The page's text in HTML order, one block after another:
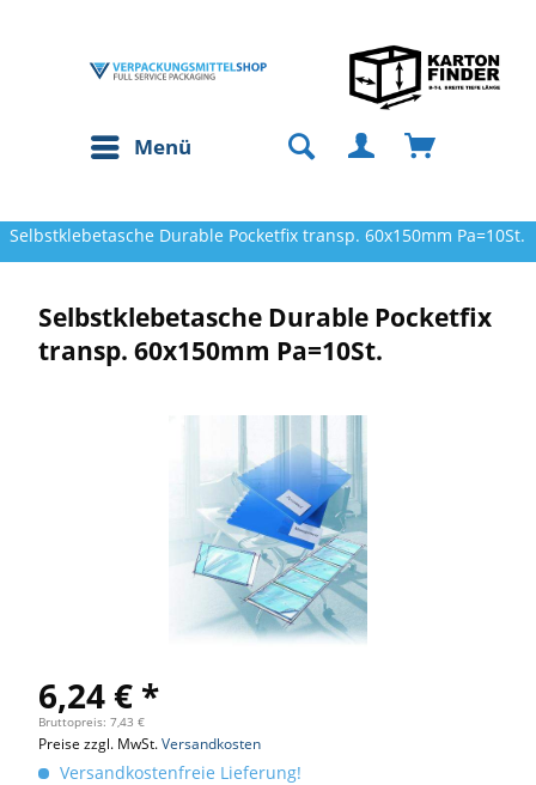
Menü
Selbstklebetasche Durable Pocketfix transp. 60x150mm Pa=10St.
Selbstklebetasche Durable Pocketfix
transp. 60x150mm Pa=10St.
6,24 € *
Bruttopreis: 7,43 €
Preise zzgl. MwSt.Versandkosten
Versandkostenfreie Lieferung!